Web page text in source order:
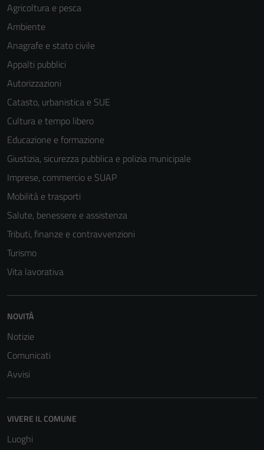
Agricoltura e pesca
Ambiente
Anagrafe e stato civile
Appalti pubblici
Autorizzazioni
Catasto, urbanistica e SUE
Cultura e tempo libero
Educazione e formazione
Giustizia, sicurezza pubblica e polizia municipale
Imprese, commercio e SUAP
Mobilità e trasporti
Salute, benessere e assistenza
Tributi, finanze e contravvenzioni
Turismo
Vita lavorativa
NOVITÀ
Notizie
Comunicati
Avvisi
VIVERE IL COMUNE
Luoghi
Questi cookie